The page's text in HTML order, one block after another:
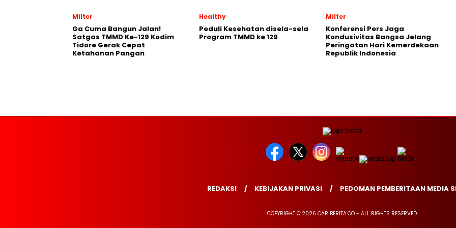
Milter
Ga Cuma Bangun Jalan!
Satgas TMMD Ke-129 Kodim
Tidore Gerak Cepat
Ketahanan Pangan
Healthy
Peduli Kesehatan disela-sela
Program TMMD ke 129
Milter
Konferensi Pers Jaga
Kondusivitas Bangsa Jelang
Peringatan Hari Kemerdekaan
Republik Indonesia
REDAKSI KEBIJAKAN PRIVASI PEDOMAN PEMBERITAAN MEDIA
COPYRIGHT © 2026 CARIBERITA.CO - ALL RIGHTS RESERVED